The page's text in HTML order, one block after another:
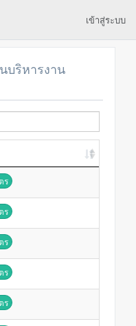
เข้าสู่ระบบ
บริหารงาน
ร
ร
ร
ร
ร